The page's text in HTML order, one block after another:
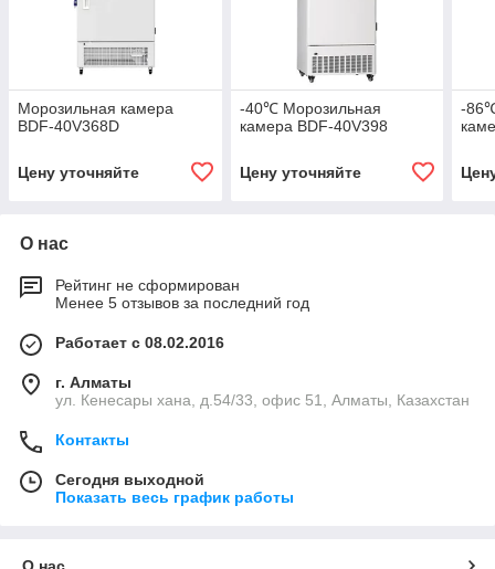
Морозильная камера
BDF-40V368D
Цену уточняйте
-40℃ Морозильная
камера BDF-40V398
Цену уточняйте
-
О нас
Рейтинг не сформирован
Менее 5 отзывов за последний год
Работает с 08.02.2016
г. Алматы
ул. Кенесары хана, д.54/33, офис 51, Алматы, Казахстан
Контакты
Сегодня выходной
Показать весь график работы